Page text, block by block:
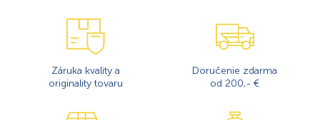
Záruka kvality a
originality tovaru
Doručenie zdarma
od 200,- €